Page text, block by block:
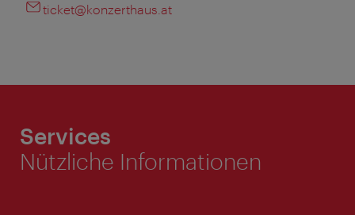
ticket@konzerthaus.at
Services
Nützliche Informationen